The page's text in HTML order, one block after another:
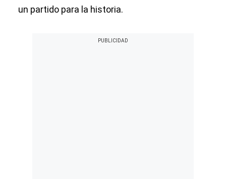
un partido para la historia.